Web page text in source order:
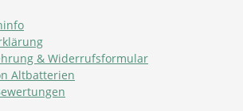
& Widerrufsformular
Altbatterien